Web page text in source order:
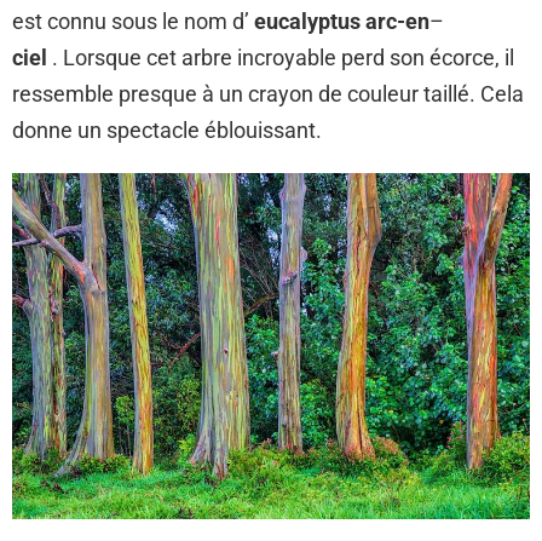
est connu sous le nom d’ eucalyptus arc-en–
ciel . Lorsque cet arbre incroyable perd son écorce, il
ressemble presque à un crayon de couleur taillé. Cela
donne un spectacle éblouissant.